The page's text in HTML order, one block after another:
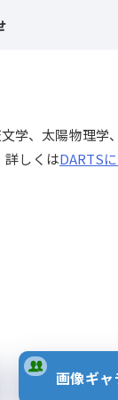
、太陽物理学
詳しくはDARTS
画像ギャ